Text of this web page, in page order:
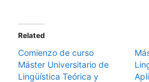
Related
Comienzo de curso
Máster Universitario de
Lingüística Teórica y